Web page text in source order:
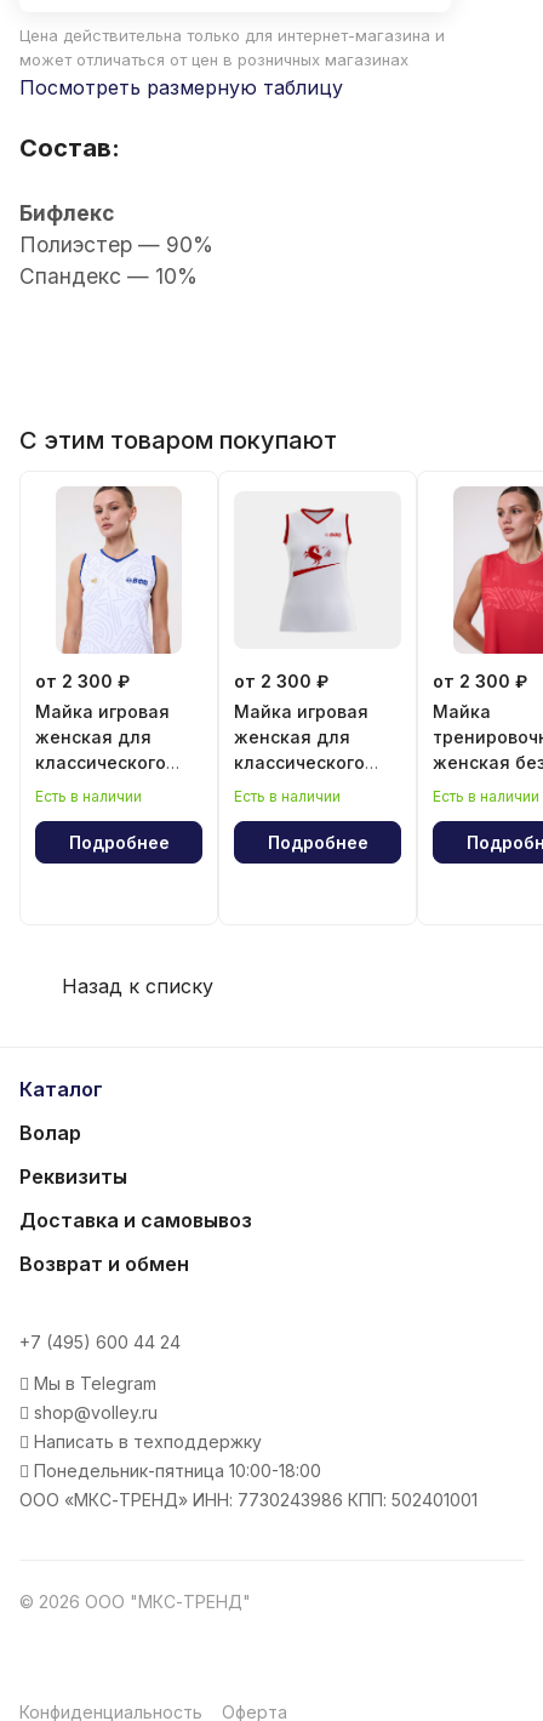
Цена действительна только для интернет-магазина и
может отличаться от цен в розничных магазинах
Посмотреть размерную таблицу
Состав:
Бифлекс
Полиэстер — 90%
Спандекс — 10%
С этим товаром покупают
от 2 300 ₽
Майка игровая
женская для
классического
волейбола
Есть в наличии
Подробнее
от 2 300 ₽
Майка игровая
женская для
классического
волейбола "Год
Есть в наличии
Подробнее
от 2 300 ₽
Майка
женская
рукава
Есть в наличии
Назад к списку
Каталог
Волар
Реквизиты
Доставка и самовывоз
Возврат и обмен
+7 (495) 600 44 24
Мы в Telegram
shop@volley.ru
Написать в техподдержку
Понедельник-пятница 10:00-18:00
ООО «МКС-ТРЕНД» ИНН: 7730243986 КПП: 502401001
© 2026 ООО "МКС-ТРЕНД"
Конфиденциальность Оферта